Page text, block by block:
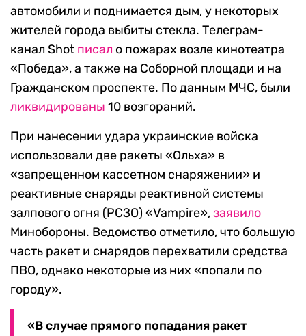
автомобили и поднимается дым, у некоторых
жителей города выбиты стекла. Телеграм-
канал Shot писал о пожарах возле кинотеатра
«Победа», а также на Соборной площади и на
Гражданском проспекте. По данным МЧС, были
ликвидированы 10 возгораний.
При нанесении удара украинские войска
использовали две ракеты «Ольха» в
«запрещенном кассетном снаряжении» и
реактивные снаряды реактивной системы
залпового огня (РСЗО) «Vampire»,заявило
Минобороны. Ведомство отметило, что большую
часть ракет и снарядов перехватили средства
ПВО, однако некоторые из них «попали по
городу».
«В случае прямого попадания ракет